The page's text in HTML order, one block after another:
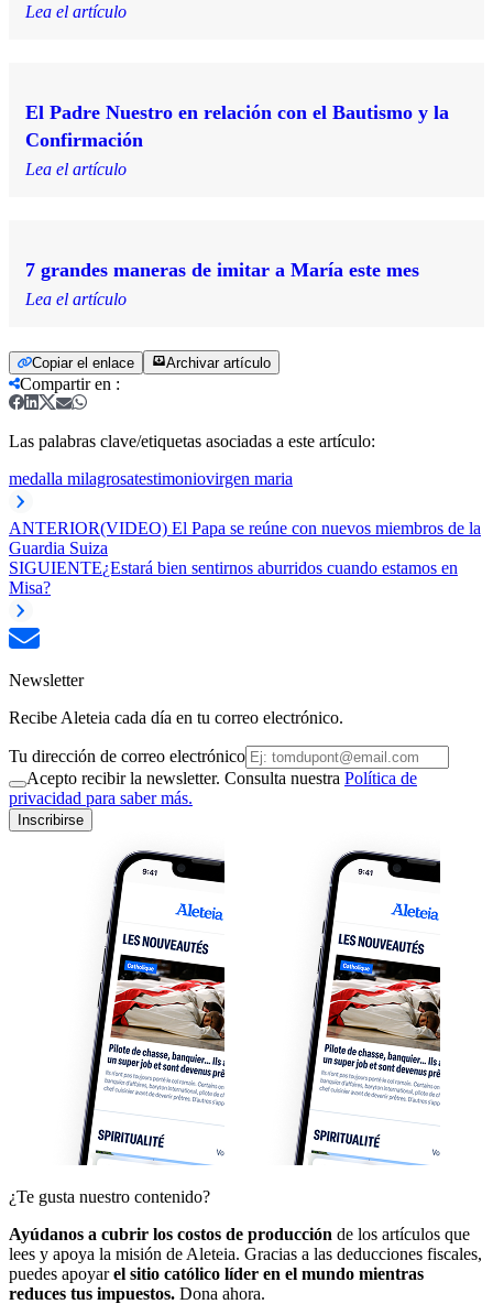
Lea el artículo
El Padre Nuestro en relación con el Bautismo y la
Confirmación
Lea el artículo
7 grandes maneras de imitar a María este mes
Lea el artículo
Copiar el enlace Archivar artículo
Compartir en :
Las palabras clave/etiquetas asociadas a este artículo:
medalla milagrosatestimoniovirgen maria
ANTERIOR(VIDEO) El Papa se reúne con nuevos miembros de la
Guardia Suiza
SIGUIENTE¿Estará bien sentirnos aburridos cuando estamos en
Misa?
Newsletter
Recibe Aleteia cada día en tu correo electrónico.
Tu dirección de correo electrónico
Acepto recibir la newsletter. Consulta nuestra Política de
privacidad para saber más.
Inscribirse
¿Te gusta nuestro contenido?
Ayúdanos a cubrir los costos de producción de los artículos que
lees y apoya la misión de Aleteia. Gracias a las deducciones fiscales,
puedes apoyarel sitio católico líder en el mundo mientras
reduces tus impuestos. Dona ahora.